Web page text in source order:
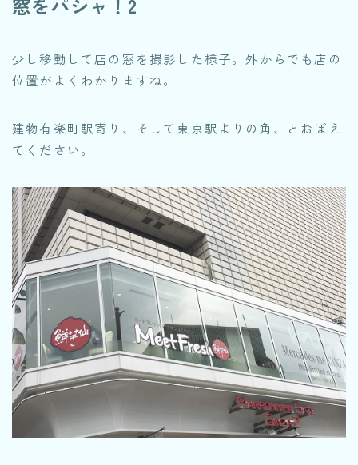
窓をパシャ！2
少し移動して店の窓を撮影した様子。外からでも店の
位置がよくわかりますね。
建物有楽町駅寄り、そして東京駅よりの角、とおぼえ
てください。